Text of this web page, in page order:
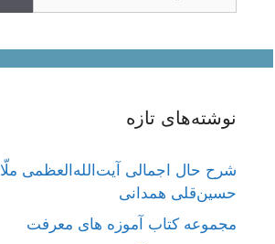
نوشته‌های تازه
شرح حال اجمالی آیت‌الله‌العظمی ملّا
حسین‌قلی همدانی
مجموعه کتاب آموزه های معرفت